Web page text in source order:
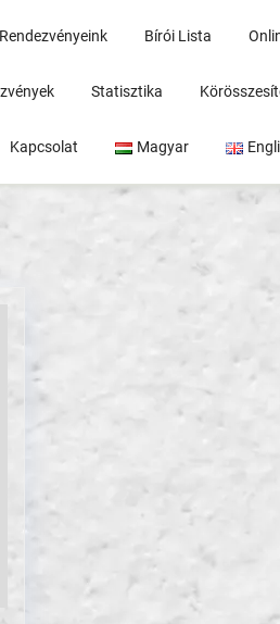
Rendezvényeink Bírói Lista
Statisztika
Kapcsolat Magyar